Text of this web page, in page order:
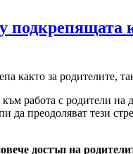
както за родителите,
работа с родители на
да преодоляват тези
достъп на